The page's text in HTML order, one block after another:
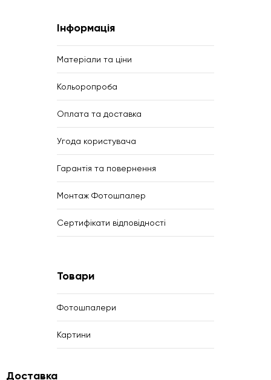
Інформація
Матеріали та ціни
Кольоропроба
Оплата та доставка
Угода користувача
Гарантія та повернення
Монтаж Фотошпалер
Сертифікати відповідності
Товари
Фотошпалери
Картини
Доставка